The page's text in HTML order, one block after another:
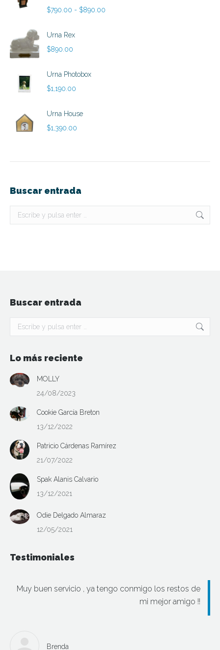
$790.00 - $890.00
Urna Rex
$890.00
Urna Photobox
$1,190.00
Urna House
$1,390.00
Buscar entrada
Buscar:
Buscar entrada
Buscar:
Lo más reciente
MOLLY
24/08/2023
Cookie García Breton
13/12/2022
Patricio Cárdenas Ramírez
21/07/2022
Spak Alanis Calvario
13/12/2021
Odie Delgado Almaraz
12/05/2021
Testimoniales
Muy buen servicio , ya tengo conmigo los restos de
mi mejor amigo !!
Brenda